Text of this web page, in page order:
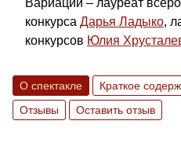
конкурса Дарья Ладыко,
конкурсов Юлия
О спектакле Краткое
Отзывы
Оставить отзыв